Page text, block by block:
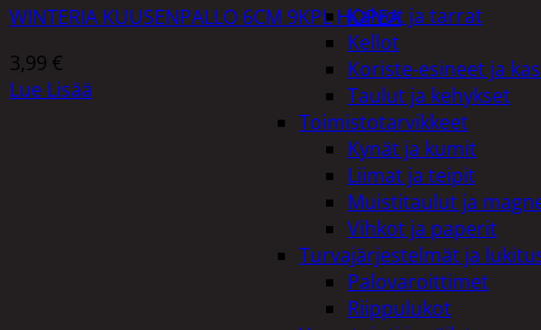
Kalvot ja tarrat
Kellot
Koriste-esineet ja
Taulut ja kehykset
Toimistotarvikkeet
Kynät ja kumit
Liimat ja teipit
Muistitaulut ja
Vihkot ja paperit
Turvajärjestelmät ja
Palovaroittimet
Riippulukot
WINTERIA KUUSENPALLO 6CM 9KPL HOPEA
3,99 €
Lue Lisää